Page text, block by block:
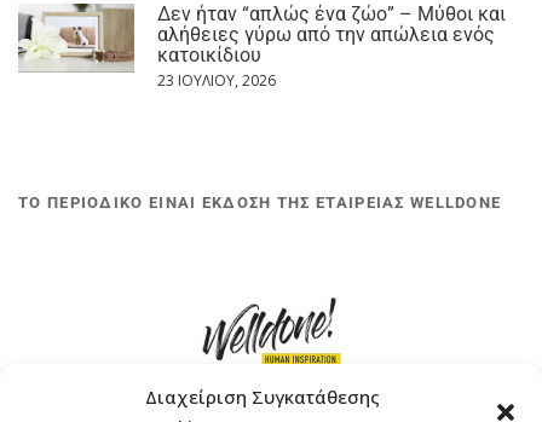
Διαχείριση Συγκατάθεσης
Δεν ήταν “απλώς ένα ζώο” – Μύθοι και
αλήθειες γύρω από την απώλεια ενός
κατοικίδιου
23 ΙΟΥΛΊΟΥ, 2026
ΤΟ ΠΕΡΙΟΔΙΚΟ ΕΙΝΑΙ ΕΚΔΟΣΗ ΤΗΣ ΕΤΑΙΡΕΙΑΣ WELLDONE